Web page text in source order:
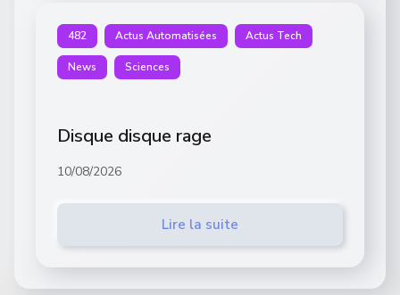
482 Actus Automatisées Actus Tech
News Sciences
Disque disque rage
10/08/2026
Lire la suite